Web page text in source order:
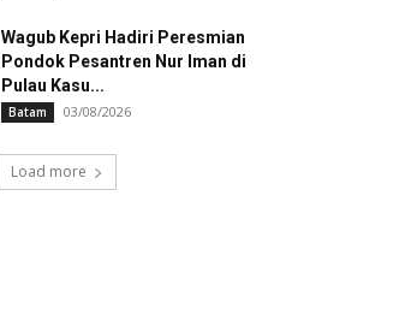
Wagub Kepri Hadiri Peresmian
Pondok Pesantren Nur Iman di
Pulau Kasu...
Batam 03/08/2026
Load more